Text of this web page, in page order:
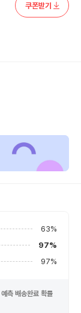
쿠폰받기
63%
97%
97%
예측 배송완료 확률